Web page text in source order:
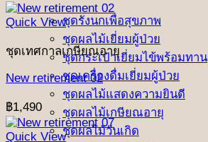
ชุดรังนกเพื่อสุขภาพ
ชุดผลไม้เยี่ยมผู้ป่วย
ชุดกระเป๋าเยี่ยมไข้พร้อมทาน
ชุดเครื่องดื่มเยี่ยมผู้ป่วย
ชุดผลไม้แสดงความยินดี
ชุดผลไม้เกษียณอายุ
ชุดผลไม้วันเกิด
Quick View
ชุดเทศกาลเกษียณอายุ
New retirement 02
฿1,490
Quick View